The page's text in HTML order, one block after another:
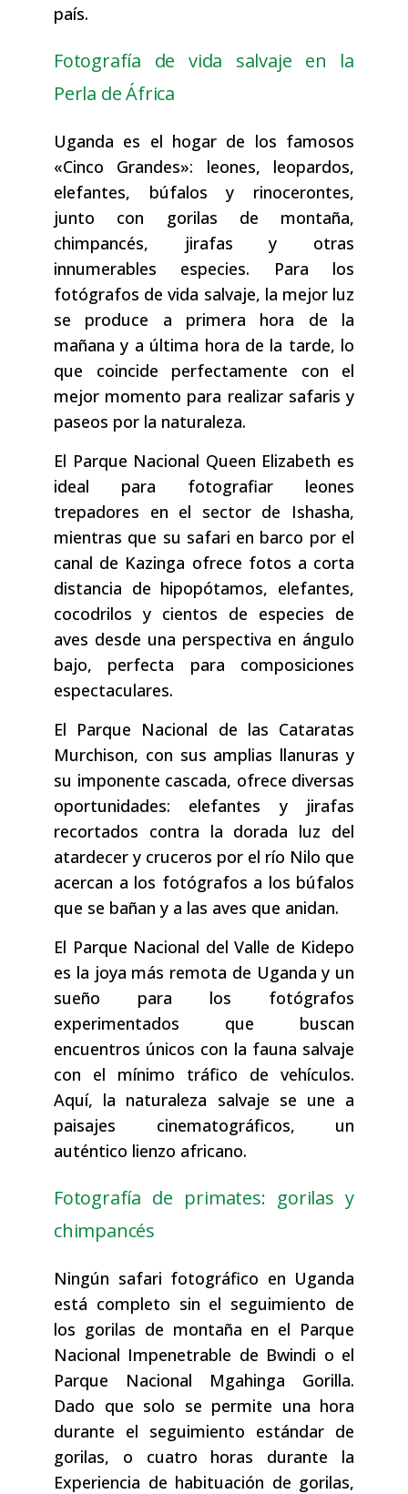
país.
Fotografía de vida salvaje en la
Perla de África
Uganda es el hogar de los famosos
«Cinco Grandes»: leones, leopardos,
elefantes, búfalos y rinocerontes,
junto con gorilas de montaña,
chimpancés, jirafas y otras
innumerables especies. Para los
fotógrafos de vida salvaje, la mejor luz
se produce a primera hora de la
mañana y a última hora de la tarde, lo
que coincide perfectamente con el
mejor momento para realizar safaris y
paseos por la naturaleza.
El Parque Nacional Queen Elizabeth es
ideal para fotografiar leones
trepadores en el sector de Ishasha,
mientras que su safari en barco por el
canal de Kazinga ofrece fotos a corta
distancia de hipopótamos, elefantes,
cocodrilos y cientos de especies de
aves desde una perspectiva en ángulo
bajo, perfecta para composiciones
espectaculares.
El Parque Nacional de las Cataratas
Murchison, con sus amplias llanuras y
su imponente cascada, ofrece diversas
oportunidades: elefantes y jirafas
recortados contra la dorada luz del
atardecer y cruceros por el río Nilo que
acercan a los fotógrafos a los búfalos
que se bañan y a las aves que anidan.
El Parque Nacional del Valle de Kidepo
es la joya más remota de Uganda y un
sueño para los fotógrafos
experimentados que buscan
encuentros únicos con la fauna salvaje
con el mínimo tráfico de vehículos.
Aquí, la naturaleza salvaje se une a
paisajes cinematográficos, un
auténtico lienzo africano.
Fotografía de primates: gorilas y
chimpancés
Ningún safari fotográfico en Uganda
está completo sin el seguimiento de
los gorilas de montaña en el Parque
Nacional Impenetrable de Bwindi o el
Parque Nacional Mgahinga Gorilla.
Dado que solo se permite una hora
durante el seguimiento estándar de
gorilas, o cuatro horas durante la
Experiencia de habituación de gorilas,